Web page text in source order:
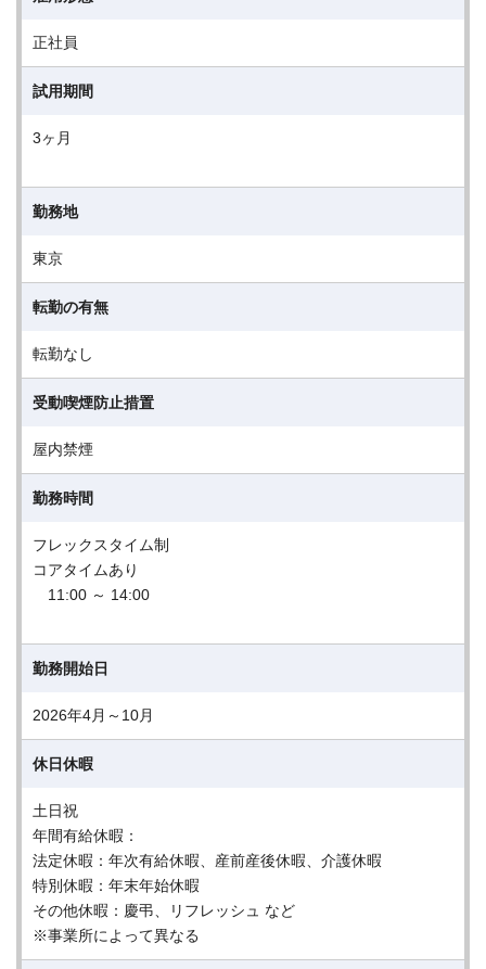
正社員
試用期間
3ヶ月
勤務地
東京
転勤の有無
転勤なし
受動喫煙防止措置
屋内禁煙
勤務時間
フレックスタイム制
コアタイムあり
11:00 ～ 14:00
勤務開始日
2026年4月～10月
休日休暇
土日祝
年間有給休暇：
法定休暇：年次有給休暇、産前産後休暇、介護休暇
特別休暇：年末年始休暇
その他休暇：慶弔、リフレッシュ など
※事業所によって異なる